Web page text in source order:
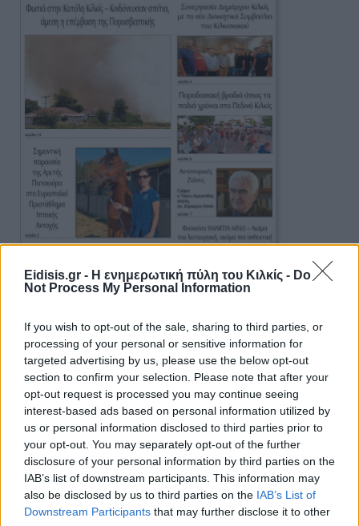
Eidisis.gr - Η ενημερωτική πύλη του Κιλκίς - Do
Not Process My Personal Information
If you wish to opt-out of the sale, sharing to third parties, or
processing of your personal or sensitive information for
targeted advertising by us, please use the below opt-out
section to confirm your selection. Please note that after your
opt-out request is processed you may continue seeing
interest-based ads based on personal information utilized by
us or personal information disclosed to third parties prior to
your opt-out. You may separately opt-out of the further
disclosure of your personal information by third parties on the
IAB’s list of downstream participants. This information may
also be disclosed by us to third parties on the IAB’s List of
Downstream Participants that may further disclose it to other
Ειδήσεις